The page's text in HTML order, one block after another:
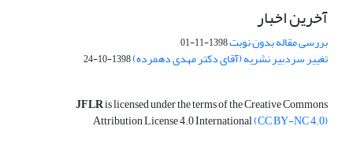
آخرین اخبار
بررسی مقاله بدون نوبت1398-11-01
تغییر سردبیر نشریه (آقای دکتر مهدی دهمرده)1398-10-24
JFLRis licensed under the terms of the Creative Commons
Attribution License 4.0 International(CC BY-NC 4.0)